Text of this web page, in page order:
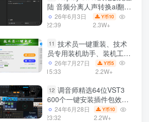
陆 音频分离人声转换ai翻唱
支持50系显卡 一键安装
WiN
26年6月3日
22:39
Y币10
2.3W+
11 技术员一键重装、技术
员专用装机助手、装机工
具、电脑系统装机软件丶一
键安装系统
26年7月27日
15:33
Y币5
2.2W+
12 调音师精选64位VST3
600个一键安装插件包效果
器集合10G WiN
24年6月28日
23:32
Y币10
2.2W+